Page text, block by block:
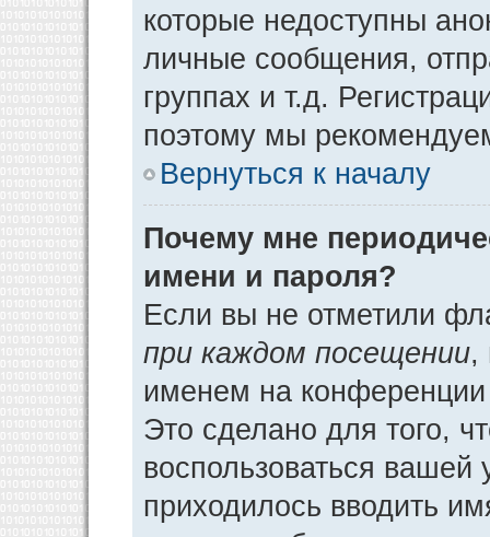
которые недоступны
личные сообщения,
группах и т.д.
поэтому мы
Вернуться к началу
Почему мне
имени и пароля?
Если вы не отметили
при каждом посещении,
именем на конференции
Это сделано для того,
воспользоваться
приходилось вводить